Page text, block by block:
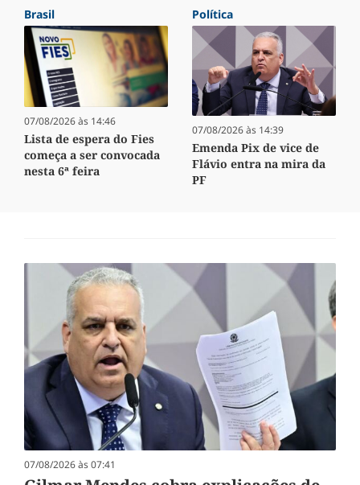
Brasil
07/08/2026 às 14:46
Lista de espera do Fies
começa a ser convocada
nesta 6ª feira
Política
07/08/2026 às 14:39
Emenda Pix de vice de
Flávio entra na mira da
PF
07/08/2026 às 07:41